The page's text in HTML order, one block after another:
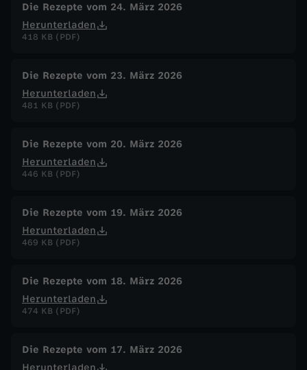
Die Rezepte vom 24. März 2026
Herunterladen
418 KB (PDF)
Die Rezepte vom 23. März 2026
Herunterladen
481 KB (PDF)
Die Rezepte vom 20. März 2026
Herunterladen
446 KB (PDF)
Die Rezepte vom 19. März 2026
Herunterladen
469 KB (PDF)
Die Rezepte vom 18. März 2026
Herunterladen
474 KB (PDF)
Die Rezepte vom 17. März 2026
Herunterladen